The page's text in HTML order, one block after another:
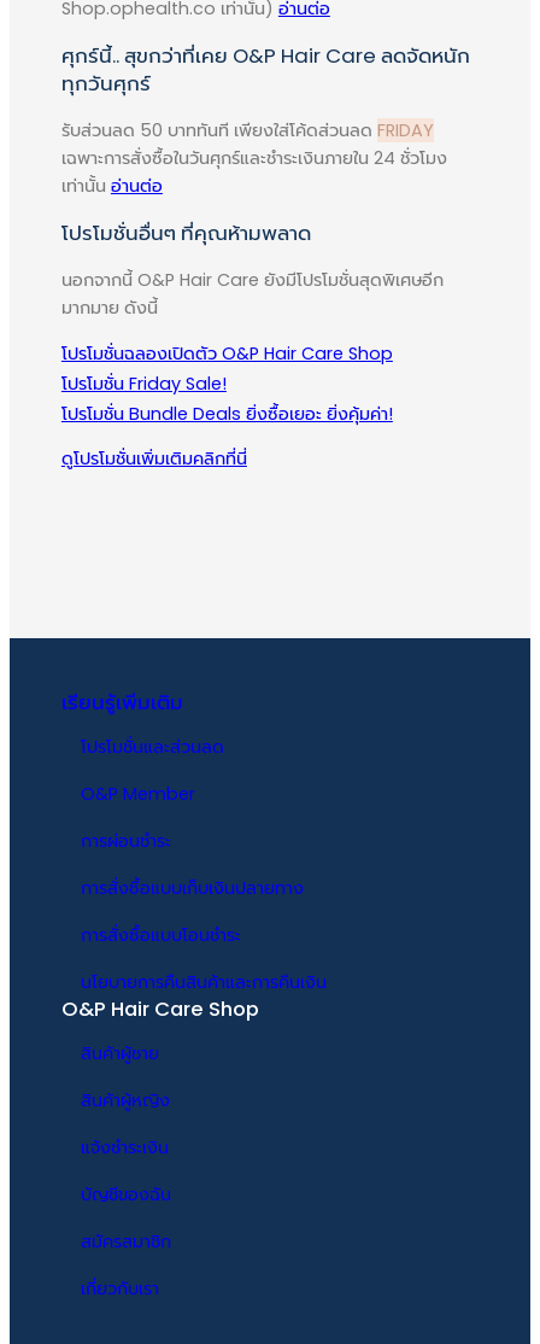
วิธีใช้เพื่อให้ได้ผลลัพธ์ที่ดี
ทานวันละ 1 แคปซูล เพื่อการรับสาร
อาหารในปริมาณที่เหมาะสมต่อ
ร่างกาย
ควรทานก่อนนอน เพราะร่างกายจะ
จากร่างกายน้อย
ทานก่อนหรือหลังดื่มเครื่องดื่มแอล
กอฮอร์ 2 ชั่วโมง หรืองดดื่มเครื่อง
ผลิตภัณฑ์อย่างมีประสิทธิภาพ
ทานติดต่อกันอย่างน้อย 4 เดือน
ตามระยะวงจรเส้นผมเพื่อผลลัพธ์ที่ดี
ขึ้น
เย็นหรือห้องน้ำ เพราะความชื้นจะ
หลีกเลี่ยงแสงแดดจัด เพราะแสงแดด
ที่สัมผัสกับขวดแก้วของวิตามินนาน
สูงขึ้น และเกิดความชื้น
เก็บให้พ้นมือเด็ก
Shop.ophealth.co เท่านั้น) อ่านต่อ
ศุกร์นี้.. สุขกว่าที่เคย O&P Hair Care ลดจัดหนัก
ทุกวันศุกร์
รับส่วนลด 50 บาททันที เพียงใส่โค้ดส่วนลด FRIDAY
เฉพาะการสั่งซื้อในวันศุกร์และชำระเงินภายใน 24 ชั่วโมง
เท่านั้น อ่านต่อ
โปรโมชั่นอื่นๆ ที่คุณห้ามพลาด
นอกจากนี้ O&P Hair Care ยังมีโปรโมชั่นสุดพิเศษอีก
มากมาย ดังนี้
โปรโมชั่นฉลองเปิดตัว O&P Hair Care Shop
โปรโมชั่น Friday Sale!
โปรโมชั่น Bundle Deals ยิ่งซื้อเยอะ ยิ่งคุ้มค่า!
ดูโปรโมชั่นเพิ่มเติมคลิกที่นี่
เรียนรู้เพิ่มเติม
โปรโมชั่นและส่วนลด
O&P Member
การผ่อนชำระ
การสั่งซื้อแบบเก็บเงินปลายทาง
การสั่งซื้อแบบโอนชำระ
นโยบายการคืนสินค้าและการคืนเงิน
O&P Hair Care Shop
สินค้าผู้ชาย
สินค้าผู้หญิง
แจ้งชำระเงิน
บัญชีของฉัน
สมัครสมาชิก
เกี่ยวกับเรา